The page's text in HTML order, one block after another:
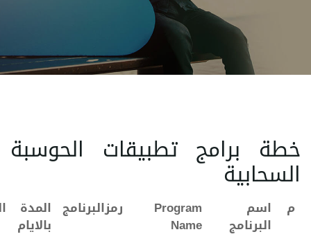
خطة برامج تطبيقات الحوسبة
السحابية
م اسم
البرنامج
Program
Name
رمزالبرنامج المدة
بالايام